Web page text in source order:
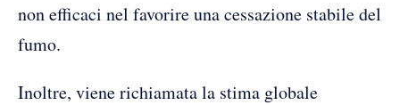
non efficaci nel favorire una cessazione stabile del
fumo.
Inoltre, viene richiamata la stima globale